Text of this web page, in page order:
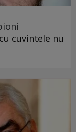
cuvintele nu